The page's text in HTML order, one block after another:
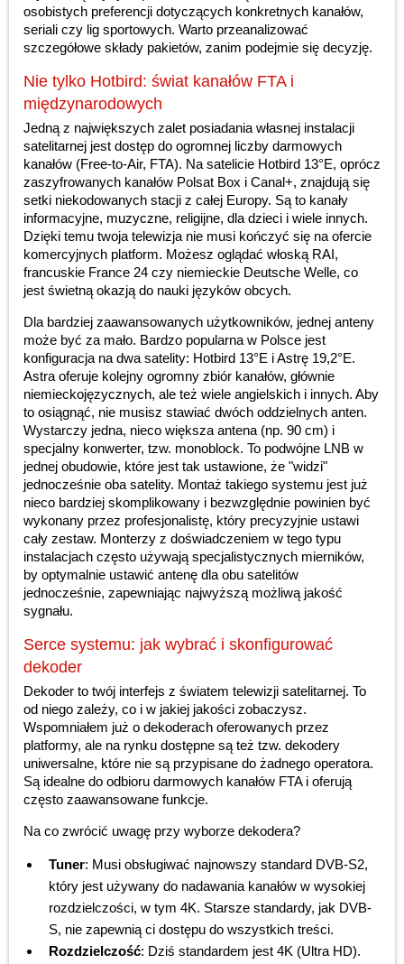
osobistych preferencji dotyczących konkretnych kanałów,
seriali czy lig sportowych. Warto przeanalizować
szczegółowe składy pakietów, zanim podejmie się decyzję.
Nie tylko Hotbird: świat kanałów FTA i
międzynarodowych
Jedną z największych zalet posiadania własnej instalacji
satelitarnej jest dostęp do ogromnej liczby darmowych
kanałów (Free-to-Air, FTA). Na satelicie Hotbird 13°E, oprócz
zaszyfrowanych kanałów Polsat Box i Canal+, znajdują się
setki niekodowanych stacji z całej Europy. Są to kanały
informacyjne, muzyczne, religijne, dla dzieci i wiele innych.
Dzięki temu twoja telewizja nie musi kończyć się na ofercie
komercyjnych platform. Możesz oglądać włoską RAI,
francuskie France 24 czy niemieckie Deutsche Welle, co
jest świetną okazją do nauki języków obcych.
Dla bardziej zaawansowanych użytkowników, jednej anteny
może być za mało. Bardzo popularna w Polsce jest
konfiguracja na dwa satelity: Hotbird 13°E i Astrę 19,2°E.
Astra oferuje kolejny ogromny zbiór kanałów, głównie
niemieckojęzycznych, ale też wiele angielskich i innych. Aby
to osiągnąć, nie musisz stawiać dwóch oddzielnych anten.
Wystarczy jedna, nieco większa antena (np. 90 cm) i
specjalny konwerter, tzw. monoblock. To podwójne LNB w
jednej obudowie, które jest tak ustawione, że "widzi"
jednocześnie oba satelity. Montaż takiego systemu jest już
nieco bardziej skomplikowany i bezwzględnie powinien być
wykonany przez profesjonalistę, który precyzyjnie ustawi
cały zestaw. Monterzy z doświadczeniem w tego typu
instalacjach często używają specjalistycznych mierników,
by optymalnie ustawić antenę dla obu satelitów
jednocześnie, zapewniając najwyższą możliwą jakość
sygnału.
Serce systemu: jak wybrać i skonfigurować
dekoder
Dekoder to twój interfejs z światem telewizji satelitarnej. To
od niego zależy, co i w jakiej jakości zobaczysz.
Wspomniałem już o dekoderach oferowanych przez
platformy, ale na rynku dostępne są też tzw. dekodery
uniwersalne, które nie są przypisane do żadnego operatora.
Są idealne do odbioru darmowych kanałów FTA i oferują
często zaawansowane funkcje.
Na co zwrócić uwagę przy wyborze dekodera?
Tuner: Musi obsługiwać najnowszy standard DVB-S2,
który jest używany do nadawania kanałów w wysokiej
rozdzielczości, w tym 4K. Starsze standardy, jak DVB-
S, nie zapewnią ci dostępu do wszystkich treści.
Rozdzielczość: Dziś standardem jest 4K (Ultra HD).